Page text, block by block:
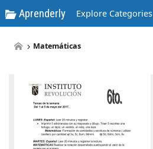
Aprenderly Explore Categories
Matemáticas